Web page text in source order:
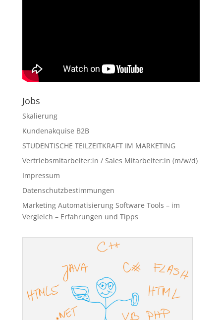
Jobs
Skalierung
Kundenakquise B2B
STUDENTISCHE TEILZEITKRAFT IM MARKETING
Vertriebsmitarbeiter:in / Sales Mitarbeiter:in (m/w/d)
Impressum
Datenschutzbestimmungen
Marketing Automatisierung Software Tools – im
Vergleich – Erfahrungen und Tipps